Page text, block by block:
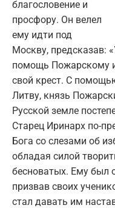
благословение и
просфору. Он велел
ему идти под
Москву, предсказав:
помощь Пожарскому
свой крест. С
Литву, князь
Русской земле
Старец Иринарх по-
Бога со слезами об
обладая силой
бесноватых. Ему был
призвав своих
стал давать им